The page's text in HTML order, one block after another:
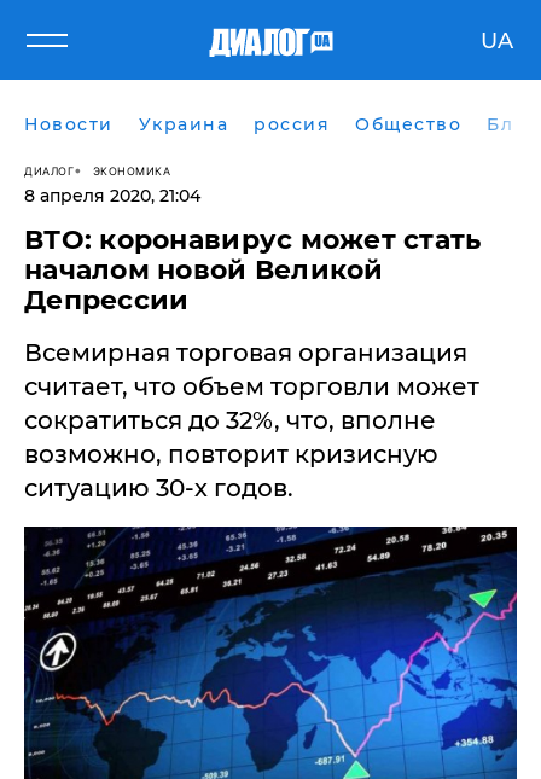
UA
Новости Украина россия Общество
ДИАЛОГ ЭКОНОМИКА
8 апреля 2020, 21:04
ВТО: коронавирус может стать
началом новой Великой
Депрессии
Всемирная торговая организация
считает, что объем торговли может
сократиться до 32%, что, вполне
возможно, повторит кризисную
ситуацию 30-х годов.